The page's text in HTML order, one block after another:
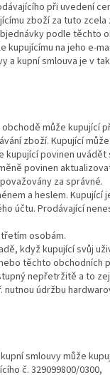
při uvedení
zboží za tuto
podle těchto
na jeho e-
a kupní smlouva je v
může kupující
zboží. Kupující
povinen
povinen
za správné.
a heslem.
účtu. Prodávající
osobám.
když kupující svůj
těchto obchodních
nepřetržitě a to
údržbu
smlouvy může
č. 329099800/0300,